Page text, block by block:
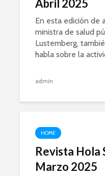
Abril 2025
En esta edición de
ministra de salud
Lustemberg,
habla sobre la
admin
HOME
Revista Hola
Marzo 2025